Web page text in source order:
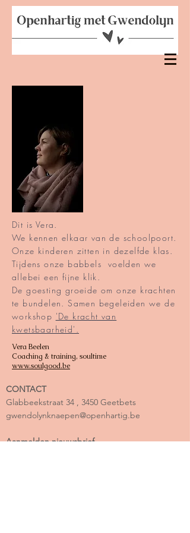
Dit is Vera.
We kennen elkaar van de schoolpoort.
Onze kinderen zitten in dezelfde klas.
Tijdens onze babbels voelden we
allebei een fijne klik.
De goesting groeide om onze krachten
te bundelen. Samen begeleiden we de
workshop 'De kracht van
kwetsbaarheid'.
Vera Beelen
Coaching & training, soultime
www.soulgood.be
CONTACT
Glabbeekstraat 34 , 3450 Geetbets
gwendolynknaepen@openhartig.be
Aanmelden nieuwsbrief